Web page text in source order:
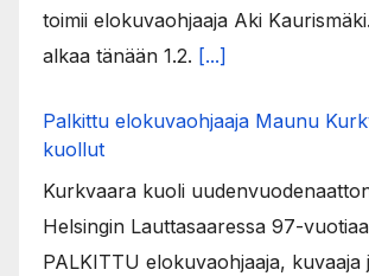
toimii elokuvaohjaaja Aki
alkaa tänään 1.2. [...]
Palkittu elokuvaohjaaja Maunu
kuollut
Kurkvaara kuoli
Helsingin Lauttasaaressa 97-
PALKITTU elokuvaohjaaja, kuvaaja